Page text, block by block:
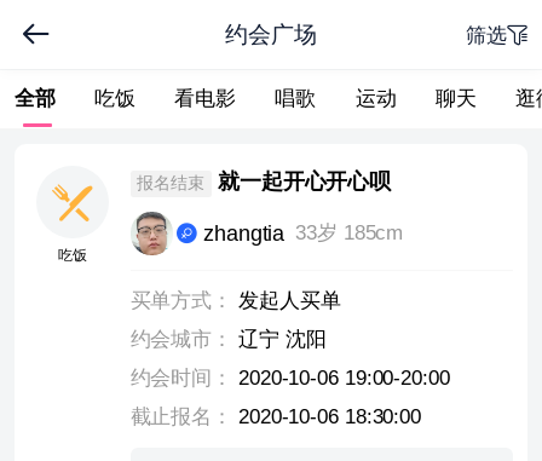
约会广场 筛选
全部 吃饭 看电影 唱歌 运动 聊天 逛
下拉刷新
吃饭
报名结束 就一起开心开心呗
zhangtia 33岁 185cm
买单方式：
发起人买单
约会城市：
辽宁 沈阳
约会时间：
2020-10-06 19:00-20:00
截止报名：
2020-10-06 18:30:00